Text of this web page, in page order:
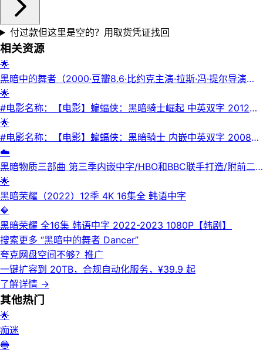
付过款但这里是空的？用取货凭证找回
相关资源
🌟
黑暗中的舞者（2000·豆瓣8.6·比约克主演·拉斯·冯·提尔导演
·1080P）
🌟
#电影名称：【电影】蝙蝠侠：黑暗骑士崛起 中英双字 2012
1080P.
🌟
#电影名称：【电影】蝙蝠侠：黑暗骑士 内嵌中英双字 2008
4K.
☁️
黑暗物质三部曲 第三季内嵌中字/HBO和BBC联手打造/附前二
季/更新06
🌟
黑暗荣耀（2022）12季 4K 16集全 韩语中字
🔶
黑暗荣耀 全16集 韩语中字 2022-2023 1080P【韩剧】
搜索更多 “黑暗中的舞者 Dancer”
夸克网盘空间不够？ 推广
一键扩容到 20TB，合规自动化服务，¥39.9 起
了解详情 →
其他热门
🌟
痴迷
🔵